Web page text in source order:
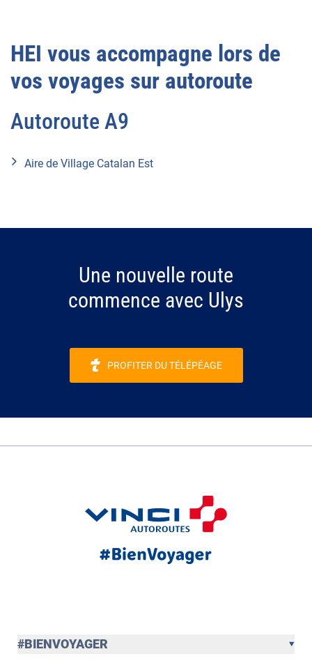
HEI vous accompagne lors de
vos voyages sur autoroute
Autoroute A9
Aire de Village Catalan Est
Une nouvelle route
commence avec Ulys
PROFITER DU TÉLÉPÉAGE
#BIENVOYAGER